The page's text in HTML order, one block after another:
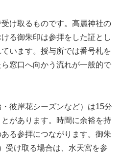
け取るものです。高麗神社の
る御朱印は参拝をした証とし
います。授与所では番号札を
窓口へ向かう流れが一般的で
彼岸花シーズンなど）は15分
があります。時間に余裕を持
る参拝につながります。御朱
受け取る場合は、水天宮を参